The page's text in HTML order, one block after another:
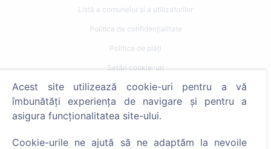
Listă a comunelor și a utilizatorilor
Politica de confidențialitate
Politica de plăți
Setări cookie-uri
Caută
Caută decedați
Caută cimitire
Acest site utilizează cookie-uri pentru a vă
îmbunătăți experiența de navigare și pentru a
asigura funcționalitatea site-ului.
Cookie-urile ne ajută să ne adaptăm la nevoile